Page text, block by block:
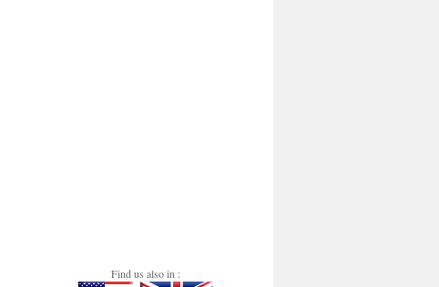
Find us also in :